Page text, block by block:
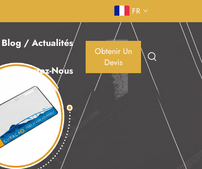
FR
Blog / Actualités
Contactez-Nous
Obtenir Un
Devis